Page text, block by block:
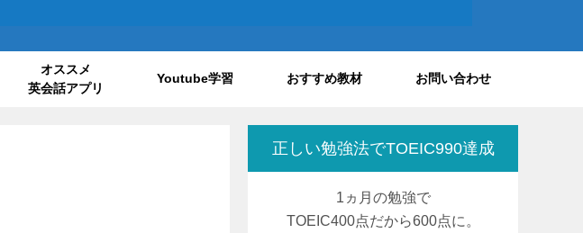
オススメ
英会話アプリ
Youtube学習 おすすめ教材 お問い合わせ
正しい勉強法でTOEIC990達成
1ヵ月の勉強で
TOEIC400点だから600点に。